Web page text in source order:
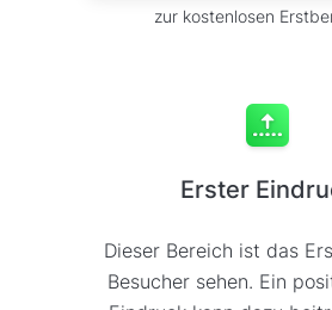
zur kostenlosen
Erster
Dieser Bereich ist das
Besucher sehen. Ein